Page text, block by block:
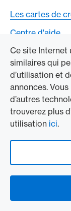
Ce site Internet
similaires qui
d’utilisation et
annonces.
d’autres
trouverez plus
utilisation ici.
Les cartes de
Centre d'aide
Contact
CLIENTS PRIVÉS
Cartes de
Voyages privés
Magazine
Cartes de